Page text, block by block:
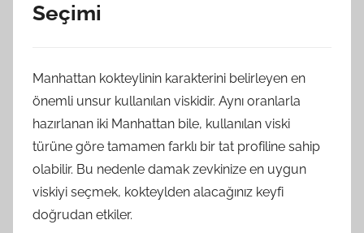
Seçimi
Manhattan kokteylinin karakterini belirleyen en
önemli unsur kullanılan viskidir. Aynı oranlarla
hazırlanan iki Manhattan bile, kullanılan viski
türüne göre tamamen farklı bir tat profiline sahip
olabilir. Bu nedenle damak zevkinize en uygun
viskiyi seçmek, kokteylden alacağınız keyfi
doğrudan etkiler.